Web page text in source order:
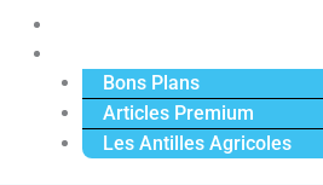
Bons Plans
Articles Premium
Les Antilles Agricoles